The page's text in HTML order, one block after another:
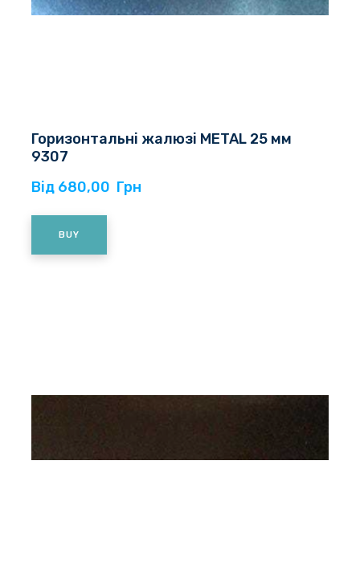
Горизонтальні жалюзі METAL 25 мм
9307
Від 680,00  Грн
BUY